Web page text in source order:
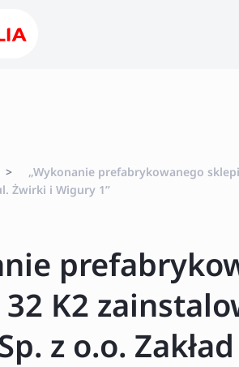
>
„Wykonanie prefabrykowanego
Żwirki i Wigury 1”
32 K2
z o.o.